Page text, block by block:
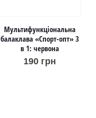
Мультифункціональна
балаклава «Спорт-опт» 3
в 1: червона
190 грн